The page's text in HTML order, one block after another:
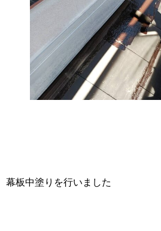
幕板中塗りを行いました